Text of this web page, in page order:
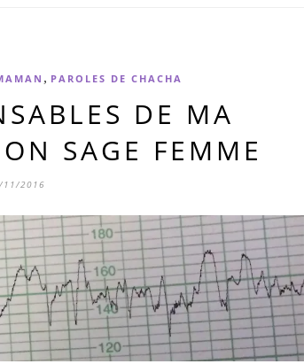
, PAROLES DE CHACHA
DE MA
SAGE FEMME
11/2016